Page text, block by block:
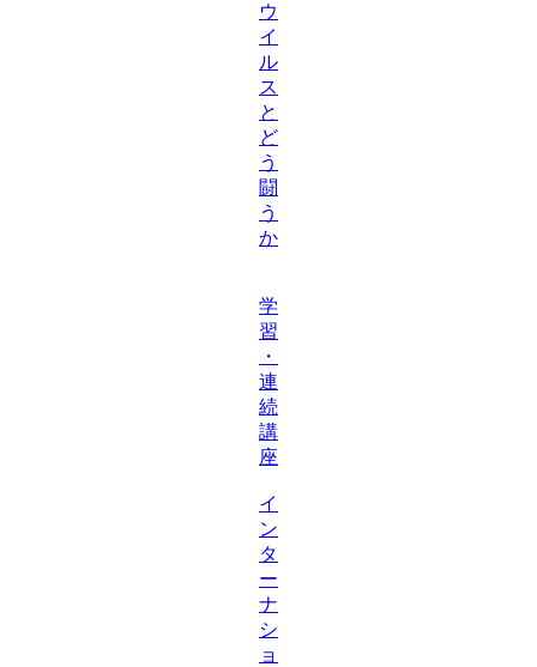
ウ
イ
ル
ス
と
ど
う
闘
う
か
学
習
・
連
続
講
座
イ
ン
タ
ー
ナ
シ
ョ